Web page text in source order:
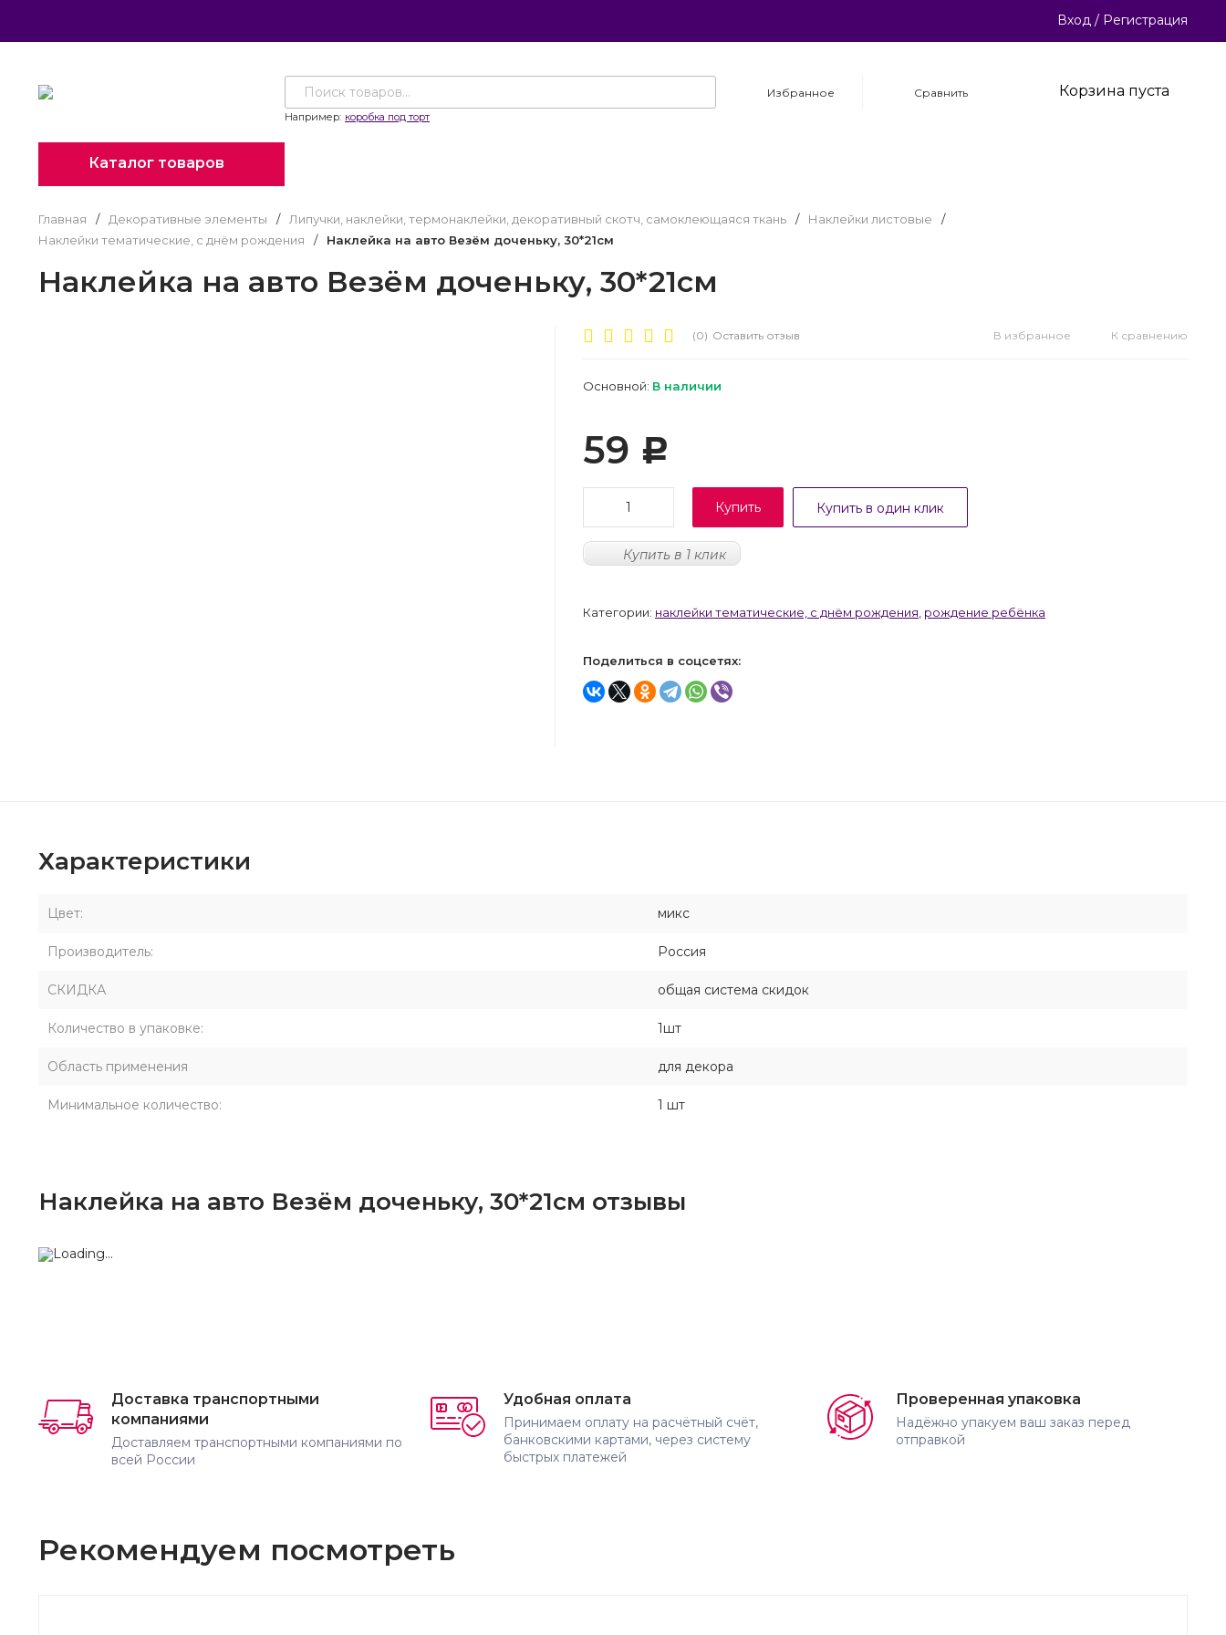
Вход / Регистрация
Например: коробка под торт
Избранное Сравнить Корзина пуста
Каталог товаров
Главная / Декоративные элементы / Липучки, наклейки, термонаклейки, декоративный скотч, самоклеющаяся ткань / Наклейки листовые
/
Наклейки тематические, с днём рождения
/ Наклейка на авто Везём доченьку, 30*21см
Наклейка на авто Везём доченьку, 30*21см
(0) Оставить отзыв В избранное К сравнению
Основной: В наличии
59 Р
Купить Купить в один клик
Купить в 1 клик
Категории: наклейки тематические, с днём рождения рождение ребёнка
Поделиться в соцсетях:
Характеристики
Цвет: микс
Производитель: Россия
СКИДКА общая система скидок
Количество в упаковке: 1шт
Область применения для декора
Минимальное количество: 1 шт
Наклейка на авто Везём доченьку, 30*21см отзывы
Доставка транспортными
компаниями
Доставляем транспортными компаниями по
всей России
Удобная оплата
Принимаем оплату на расчётный счёт,
банковскими картами, через систему
быстрых платежей
Проверенная упаковка
Надёжно упакуем ваш заказ перед
отправкой
Рекомендуем посмотреть